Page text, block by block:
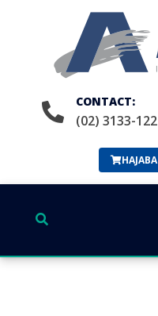
CONTACT:
(02) 3133-122
НАЈАВА